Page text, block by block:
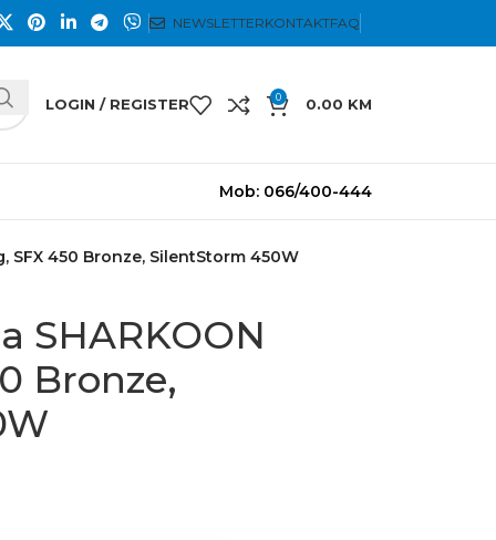
NEWSLETTERKONTAKTFAQ
LOGIN / REGISTER 0 0.00 KM
Mob: 066/400-444
SFX 450 Bronze, SilentStorm 450W
SHARKOON
Bronze,